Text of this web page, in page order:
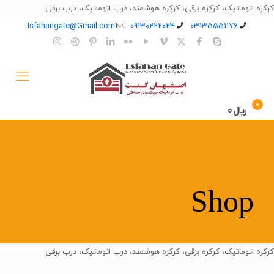
کرکره اتوماتیک، کرکره برقی، کرکره هوشمند، درب اتوماتیک، درب برقی
03135551176
09130222024
Isfahangate@Gmail.com
0 ﷼0
Shop
کرکره اتوماتیک، کرکره برقی، کرکره هوشمند، درب اتوماتیک، درب برقی